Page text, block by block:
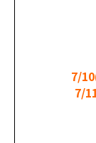
7/
7/